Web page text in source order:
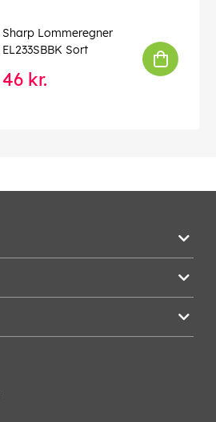
Sharp Lommeregner
EL233SBBK Sort
46 kr.